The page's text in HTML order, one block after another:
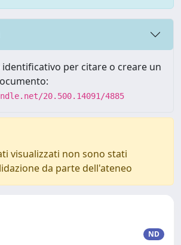
per citare o creare un
20.500.14091/4885
visualizzati non sono stati
da parte dell'ateneo
ND